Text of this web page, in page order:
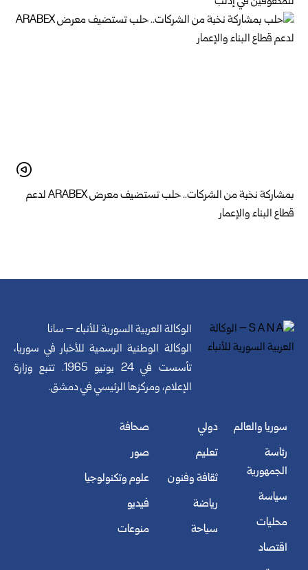
بمشاركة نخبة من الشركات.. حلب تستضيف معرض ARABEX لدعم
قطاع البناء والإعمار
الوكالة العربية السورية للأنباء – سانا
الوكالة الوطنية الرسمية للأخبار في سوريا،
تأسست في 24 يونيو 1965. تتبع وزارة
الإعلام، ومركزها الرئيسي في دمشق.
سوريا والعالم
رئاسة
الجمهورية
سياسة
محليات
اقتصاد
دولي
تعليم
ثقافة وفنون
رياضة
سياحة
صحافة
صور
علوم وتكنولوجيا
فيديو
منوعات